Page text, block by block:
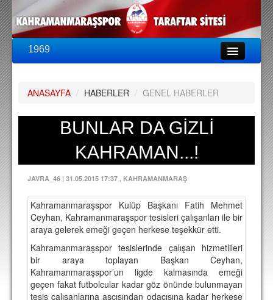
1969
PUAN DURUMU
FİKSTÜR
A TAKIM KADROSU
TEKNİK KADRO
TRANSFERLER
TARAFTAR
BİLETLER
DEPLASMAN
ANASAYFA / HABERLER / GENEL HABERLER
BUNLAR DA GİZLİ
KAHRAMAN...!
JAVRA_46 | 31.05.2015 17:37 , KAHRAMANMARAŞ
Kahramanmaraşspor Kulüp Başkanı Fatih Mehmet
Ceyhan, Kahramanmaraşspor tesisleri çalışanları ile bir
araya gelerek emeği geçen herkese teşekkür etti.
Kahramanmaraşspor tesislerinde çalışan hizmetlileri
bir araya toplayan Başkan Ceyhan,
Kahramanmaraşspor’un ligde kalmasında emeği
geçen fakat futbolcular kadar göz önünde bulunmayan
tesis çalışanlarına aşçısından odacısına kadar herkese